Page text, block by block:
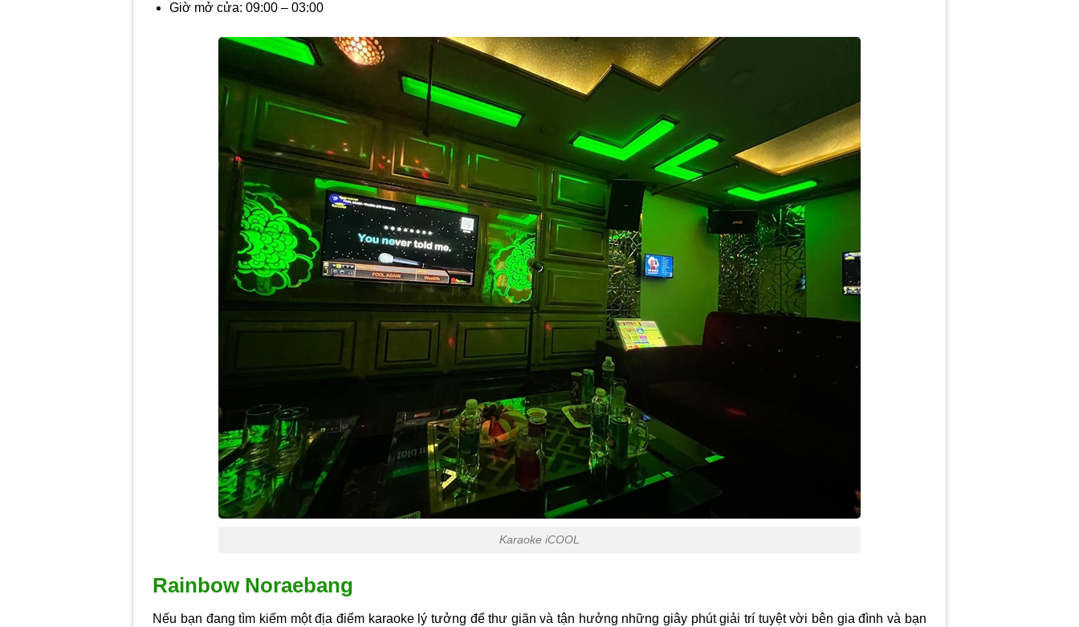
Giờ mở cửa: 09:00 – 03:00
Karaoke iCOOL
Rainbow Noraebang
Nếu bạn đang tìm kiếm một địa điểm karaoke lý tưởng để thư giãn và tận hưởng những giây phút giải trí tuyệt vời bên gia đình và bạn